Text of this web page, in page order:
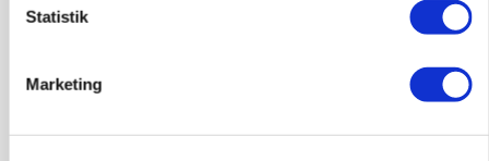
Statistik
Marketing